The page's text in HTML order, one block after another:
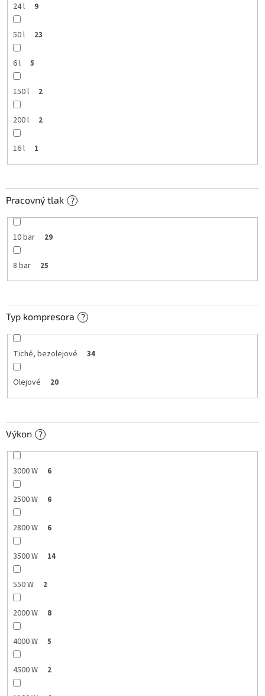
24 l 9
50 l 23
6 l 5
150 l 2
200 l 2
16 l 1
Pracovný tlak ?
10 bar 29
8 bar 25
Typ kompresora ?
Tiché, bezolejové 34
Olejové 20
Výkon ?
3000 W 6
2500 W 6
2800 W 6
3500 W 14
550 W 2
2000 W 8
4000 W 5
4500 W 2